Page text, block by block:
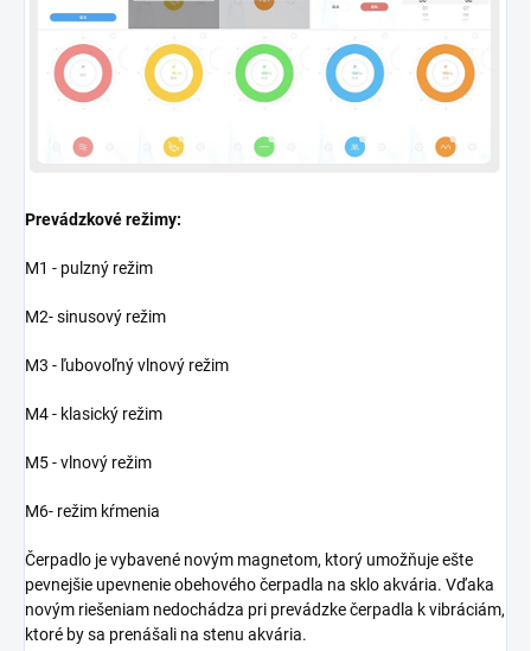
Prevádzkové režimy:
M1 - pulzný režim
M2- sinusový režim
M3 - ľubovoľný vlnový režim
M4 - klasický režim
M5 - vlnový režim
M6- režim kŕmenia
Čerpadlo je vybavené novým magnetom, ktorý umožňuje ešte
pevnejšie upevnenie obehového čerpadla na sklo akvária. Vďaka
novým riešeniam nedochádza pri prevádzke čerpadla k vibráciám,
ktoré by sa prenášali na stenu akvária.